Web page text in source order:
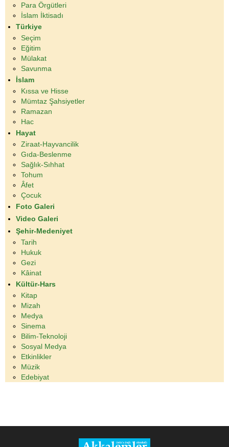
Para Örgütleri
İslam İktisadı
Türkiye
Seçim
Eğitim
Mülakat
Savunma
İslam
Kıssa ve Hisse
Mümtaz Şahsiyetler
Ramazan
Hac
Hayat
Ziraat-Hayvancilik
Gıda-Beslenme
Sağlık-Sıhhat
Tohum
Âfet
Çocuk
Foto Galeri
Video Galeri
Şehir-Medeniyet
Tarih
Hukuk
Gezi
Kâinat
Kültür-Hars
Kitap
Mizah
Medya
Sinema
Bilim-Teknoloji
Sosyal Medya
Etkinlikler
Müzik
Edebiyat